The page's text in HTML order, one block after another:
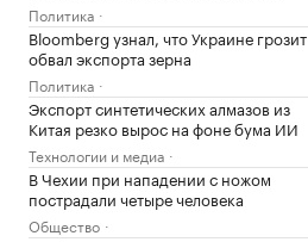
Политика
Bloomberg узнал, что Украине грозит
обвал экспорта зерна
Политика
Экспорт синтетических алмазов из
Китая резко вырос на фоне бума ИИ
Технологии и медиа
В Чехии при нападении с ножом
пострадали четыре человека
Общество